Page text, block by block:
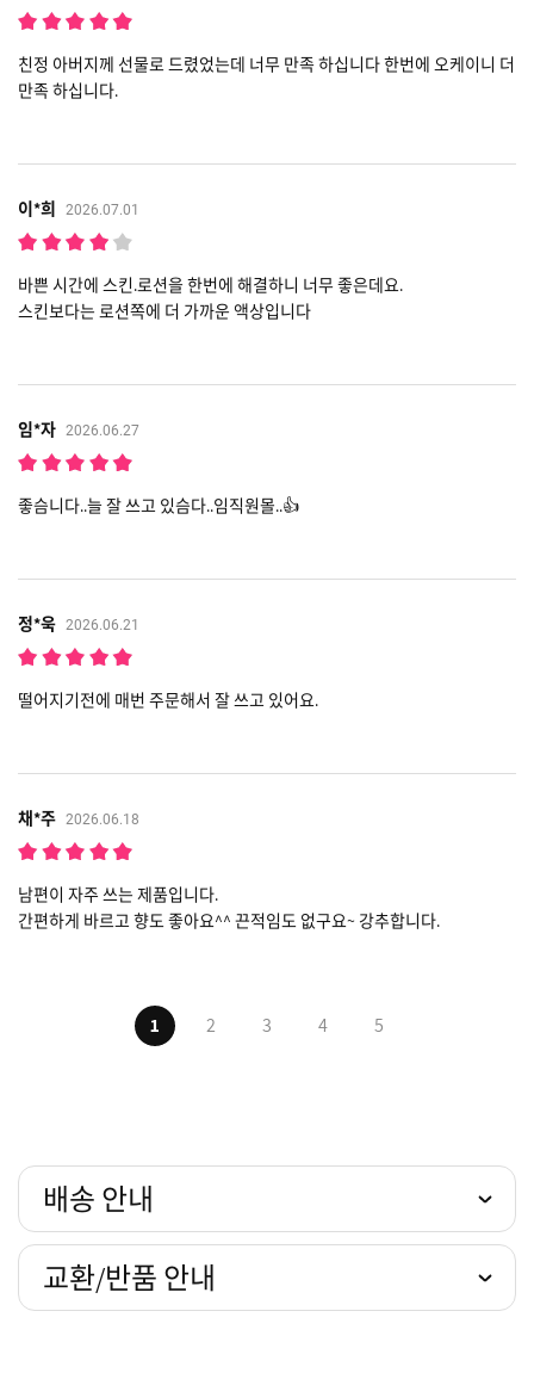
친정 아버지께 선물로 드렸었는데 너무 만족 하십니다 한번에 오케이니 더
만족 하십니다.
이*희 2026.07.01
바쁜 시간에 스킨.로션을 한번에 해결하니 너무 좋은데요.
스킨보다는 로션쪽에 더 가까운 액상입니다
임*자 2026.06.27
좋슴니다..늘 잘 쓰고 있슴다..임직원몰..👍
정*욱 2026.06.21
떨어지기전에 매번 주문해서 잘 쓰고 있어요.
채*주 2026.06.18
남편이 자주 쓰는 제품입니다.
간편하게 바르고 향도 좋아요^^ 끈적임도 없구요~ 강추합니다.
1 2 3 4 5
배송 안내
교환/반품 안내